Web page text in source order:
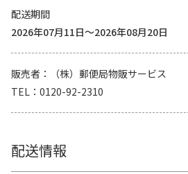
配送期間
2026年07月11日～2026年08月20日
販売者
（株）郵便局物販サービス
TEL
0120-92-2310
配送情報